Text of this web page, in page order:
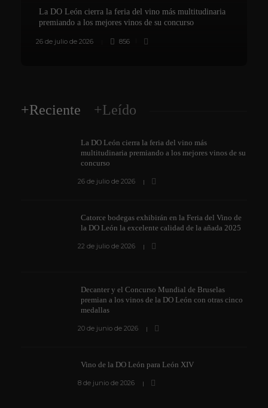
La DO León cierra la feria del vino más multitudinaria
premiando a los mejores vinos de su concurso
26 de julio de 2026 856
+Reciente +Leído
La DO León cierra la feria del vino más
multitudinaria premiando a los mejores vinos de su
concurso
26 de julio de 2026
Catorce bodegas exhibirán en la Feria del Vino de
la DO León la excelente calidad de la añada 2025
22 de julio de 2026
Decanter y el Concurso Mundial de Bruselas
premian a los vinos de la DO León con otras cinco
medallas
20 de junio de 2026
Vino de la DO León para León XIV
8 de junio de 2026